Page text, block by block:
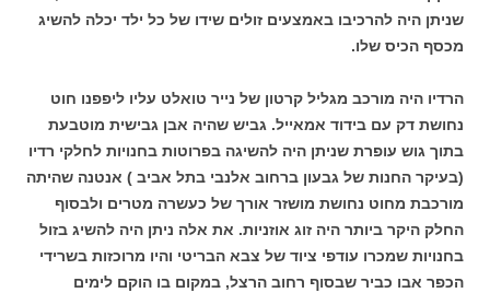
שניתן היה להרכיבו באמצעים זולים שידו של כל ילד יכלה להשיג
מכסף הכיס שלו.
הרדיו היה מורכב מגליל קרטון של נייר טואלט עליו ליפפנו חוט
נחושת דק עם בידוד אמאייל. גביש שהיה אבן גבישית מוטבעת
בתוך גוש עופרת שניתן היה להשיגה בפרוטות בחנויות לחלקי רדיו
(בעיקר החנות של גבעון ברחוב אלנבי בתל אביב ) אנטנה שהיתה
מורכבת מחוט נחושת מושזר אורך של כעשרה מטרים ולבסוף
החלק היקר ביותר היה זוג אוזניות. את אלה ניתן היה להשיג בזול
בחנויות שמכרו עודפי ציוד של צבא הבריטי והיו מרוכזות בשרידי
הכפר אבו כביר שבסוף רחוב הרצל, במקום בו הוקם לימים